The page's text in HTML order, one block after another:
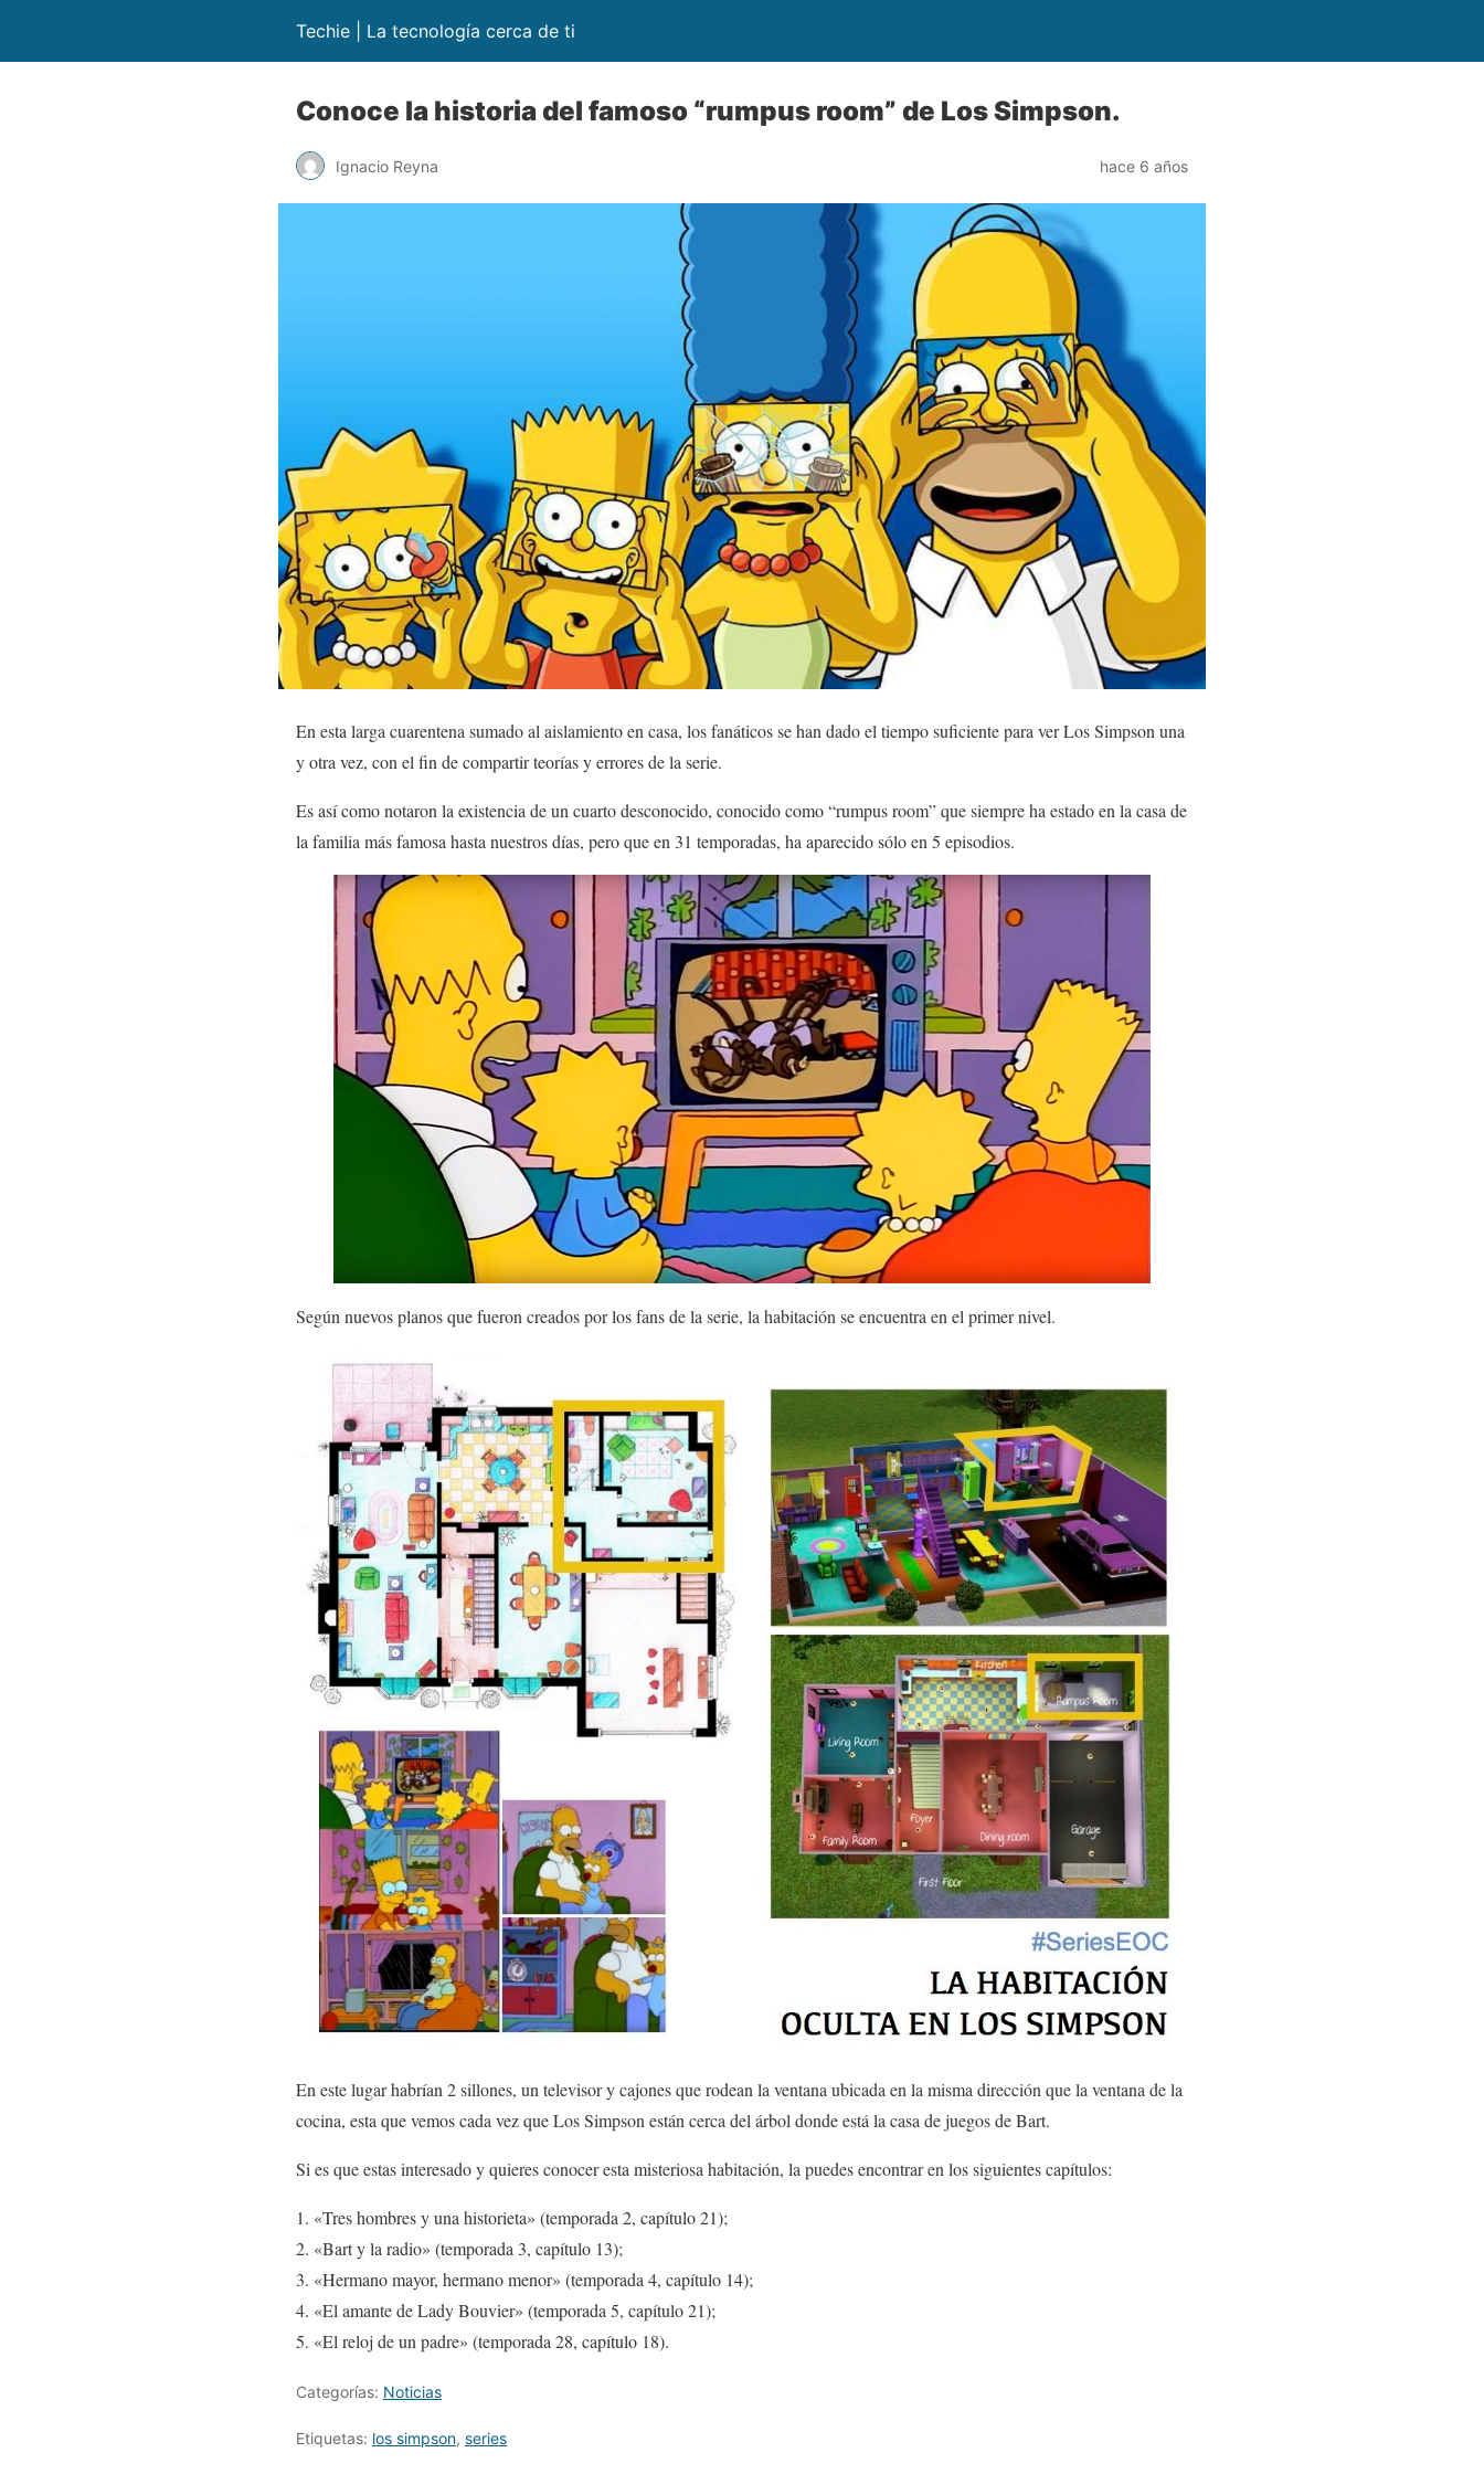
Techie | La tecnología cerca de ti
Conoce la historia del famoso “rumpus room” de Los Simpson.
Ignacio Reyna hace 6 años
En esta larga cuarentena sumado al aislamiento en casa, los fanáticos se han dado el tiempo suficiente para ver Los Simpson una
y otra vez, con el fin de compartir teorías y errores de la serie.
Es así como notaron la existencia de un cuarto desconocido, conocido como “rumpus room” que siempre ha estado en la casa de
la familia más famosa hasta nuestros días, pero que en 31 temporadas, ha aparecido sólo en 5 episodios.
Según nuevos planos que fueron creados por los fans de la serie, la habitación se encuentra en el primer nivel.
En este lugar habrían 2 sillones, un televisor y cajones que rodean la ventana ubicada en la misma dirección que la ventana de la
cocina, esta que vemos cada vez que Los Simpson están cerca del árbol donde está la casa de juegos de Bart.
Si es que estas interesado y quieres conocer esta misteriosa habitación, la puedes encontrar en los siguientes capítulos:
«Tres hombres y una historieta» (temporada 2, capítulo 21);
«Bart y la radio» (temporada 3, capítulo 13);
«Hermano mayor, hermano menor» (temporada 4, capítulo 14);
«El amante de Lady Bouvier» (temporada 5, capítulo 21);
«El reloj de un padre» (temporada 28, capítulo 18).
Categorías: Noticias
Etiquetas: los simpson, series